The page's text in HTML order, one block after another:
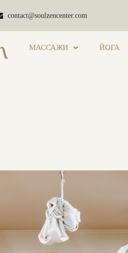
contact@soulzencenter.com
МАССАЖИ ЙОГА